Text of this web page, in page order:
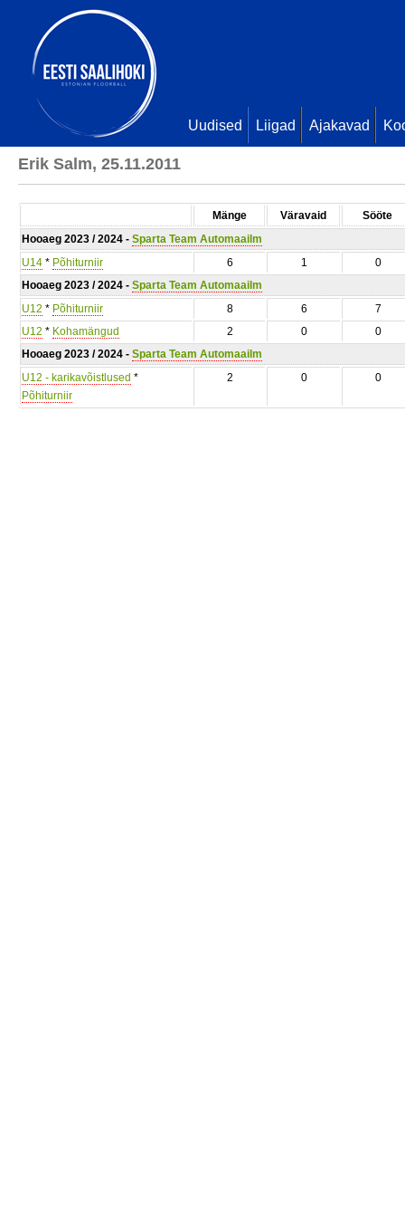
Uudised Liigad Ajakavad
Erik Salm, 25.11.2011
Mänge Väravaid
Sööte
Hooaeg 2023 / 2024 - Sparta Team Automaailm
U14 * Põhiturniir 6 1
0
Hooaeg 2023 / 2024 - Sparta Team Automaailm
U12 * Põhiturniir 8 6
7
U12 * Kohamängud 2 0
0
Hooaeg 2023 / 2024 - Sparta Team Automaailm
U12 - karikavõistlused *
Põhiturniir
2 0 0